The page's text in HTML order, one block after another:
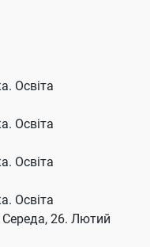
Освіта
Освіта
Освіта
Освіта
Середа, 26. Лютий